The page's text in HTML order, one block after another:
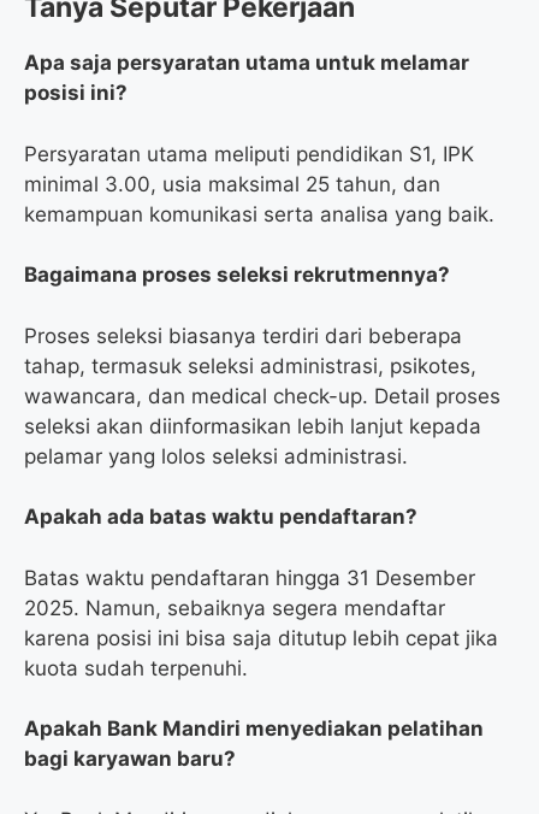
Tanya Seputar Pekerjaan
Apa saja persyaratan utama untuk melamar
posisi ini?
Persyaratan utama meliputi pendidikan S1, IPK
minimal 3.00, usia maksimal 25 tahun, dan
kemampuan komunikasi serta analisa yang baik.
Bagaimana proses seleksi rekrutmennya?
Proses seleksi biasanya terdiri dari beberapa
tahap, termasuk seleksi administrasi, psikotes,
wawancara, dan medical check-up. Detail proses
seleksi akan diinformasikan lebih lanjut kepada
pelamar yang lolos seleksi administrasi.
Apakah ada batas waktu pendaftaran?
Batas waktu pendaftaran hingga 31 Desember
2025. Namun, sebaiknya segera mendaftar
karena posisi ini bisa saja ditutup lebih cepat jika
kuota sudah terpenuhi.
Apakah Bank Mandiri menyediakan pelatihan
bagi karyawan baru?